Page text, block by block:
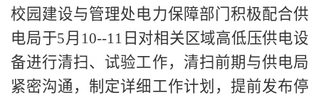
校园建设与管理处电力保障部门积极配合供
电局于5月10--11日对相关区域高低压供电设
备进行清扫、试验工作，清扫前期与供电局
紧密沟通，制定详细工作计划，提前发布停